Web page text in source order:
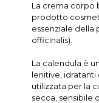
La crema corpo
prodotto
essenziale della
officinalis).
La calendula è
lenitive, idratanti
utilizzata per la
secca, sensibile